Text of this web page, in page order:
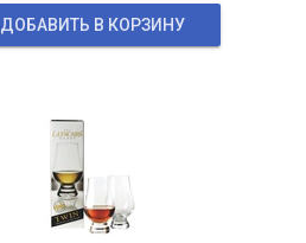
ДОБАВИТЬ В КОРЗИНУ